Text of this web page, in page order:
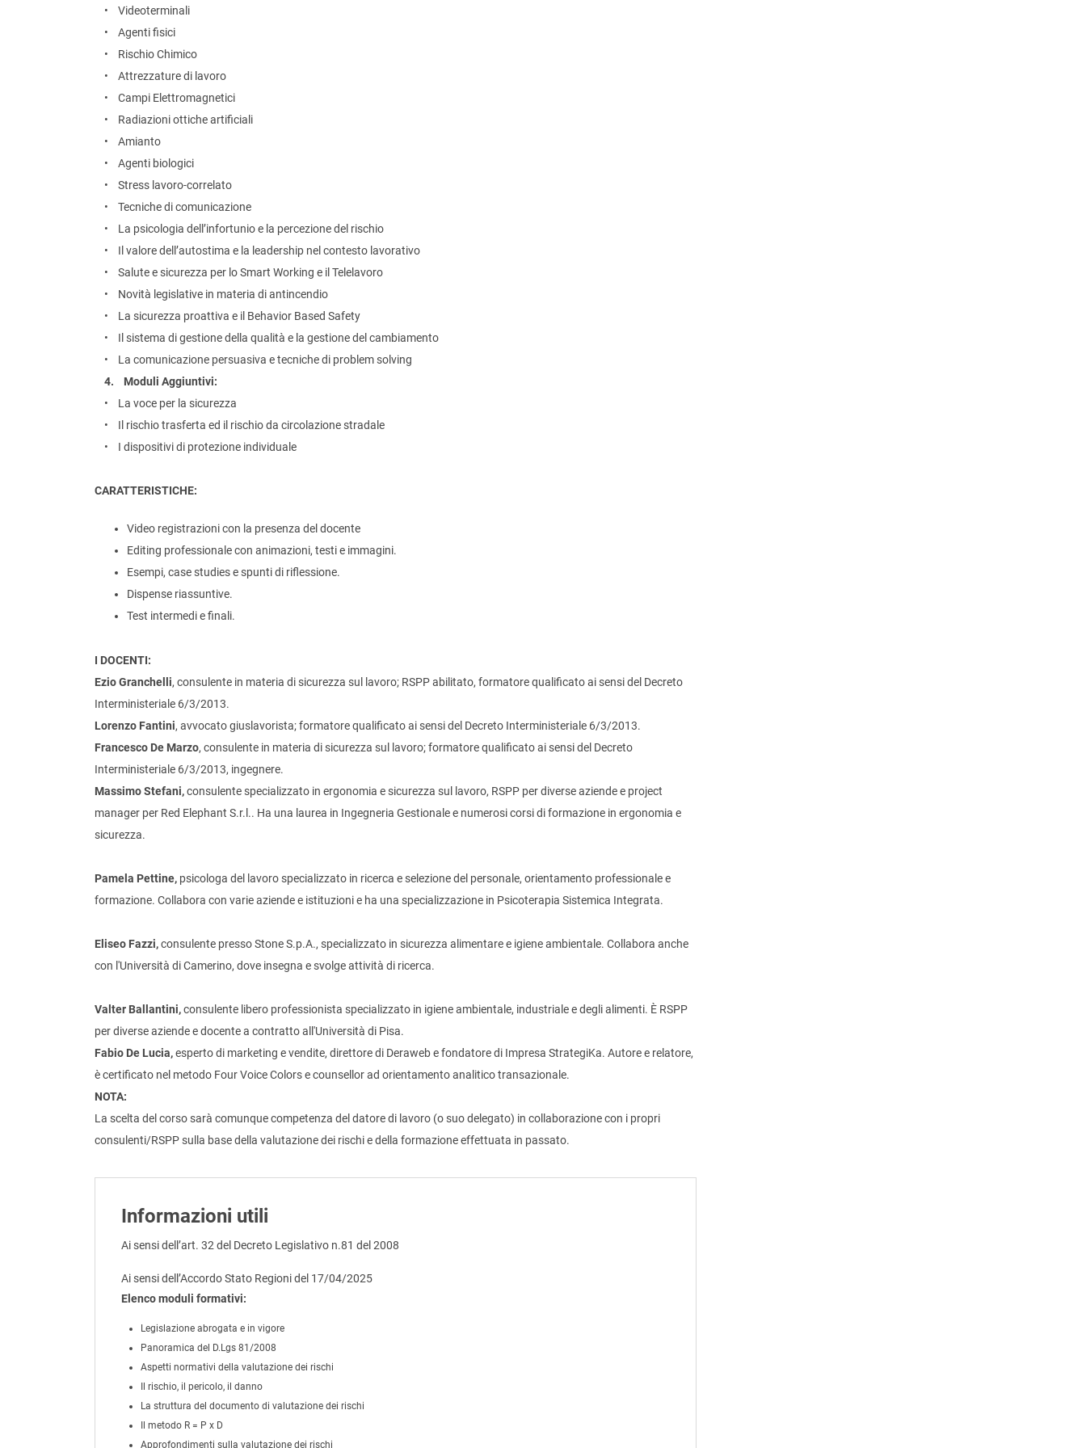
• Videoterminali
• Agenti fisici
• Rischio Chimico
• Attrezzature di lavoro
• Campi Elettromagnetici
• Radiazioni ottiche artificiali
• Amianto
• Agenti biologici
• Stress lavoro-correlato
• Tecniche di comunicazione
• La psicologia dell’infortunio e la percezione del rischio
• Il valore dell’autostima e la leadership nel contesto lavorativo
• Salute e sicurezza per lo Smart Working e il Telelavoro
• Novità legislative in materia di antincendio
• La sicurezza proattiva e il Behavior Based Safety
• Il sistema di gestione della qualità e la gestione del cambiamento
• La comunicazione persuasiva e tecniche di problem solving
4. Moduli Aggiuntivi:
• La voce per la sicurezza
• Il rischio trasferta ed il rischio da circolazione stradale
• I dispositivi di protezione individuale
CARATTERISTICHE:
Video registrazioni con la presenza del docente
Editing professionale con animazioni, testi e immagini.
Esempi, case studies e spunti di riflessione.
Dispense riassuntive.
Test intermedi e finali.
I DOCENTI:
Ezio Granchelli, consulente in materia di sicurezza sul lavoro; RSPP abilitato, formatore qualificato ai sensi del Decreto
Interministeriale 6/3/2013.
Lorenzo Fantini, avvocato giuslavorista; formatore qualificato ai sensi del Decreto Interministeriale 6/3/2013.
Francesco De Marzo, consulente in materia di sicurezza sul lavoro; formatore qualificato ai sensi del Decreto
Interministeriale 6/3/2013, ingegnere.
Massimo Stefani,consulente specializzato in ergonomia e sicurezza sul lavoro, RSPP per diverse aziende e project
manager per Red Elephant S.r.l.. Ha una laurea in Ingegneria Gestionale e numerosi corsi di formazione in ergonomia e
sicurezza.
Pamela Pettine, psicologa del lavoro specializzato in ricerca e selezione del personale, orientamento professionale e
formazione. Collabora con varie aziende e istituzioni e ha una specializzazione in Psicoterapia Sistemica Integrata.
Eliseo Fazzi,consulente presso Stone S.p.A., specializzato in sicurezza alimentare e igiene ambientale. Collabora anche
con l'Università di Camerino, dove insegna e svolge attività di ricerca.
Valter Ballantini,consulente libero professionista specializzato in igiene ambientale, industriale e degli alimenti. È RSPP
per diverse aziende e docente a contratto all'Università di Pisa.
Fabio De Lucia,esperto di marketing e vendite, direttore di Deraweb e fondatore di Impresa StrategiKa. Autore e relatore,
è certificato nel metodo Four Voice Colors e counsellor ad orientamento analitico transazionale.
NOTA:
La scelta del corso sarà comunque competenza del datore di lavoro (o suo delegato) in collaborazione con i propri
consulenti/RSPP sulla base della valutazione dei rischi e della formazione effettuata in passato.
Informazioni utili
Ai sensi dell’art. 32 del Decreto Legislativo n.81 del 2008
Ai sensi dell’Accordo Stato Regioni del 17/04/2025
Elenco moduli formativi:
Legislazione abrogata e in vigore
Panoramica del D.Lgs 81/2008
Aspetti normativi della valutazione dei rischi
Il rischio, il pericolo, il danno
La struttura del documento di valutazione dei rischi
Il metodo R = P x D
Approfondimenti sulla valutazione dei rischi